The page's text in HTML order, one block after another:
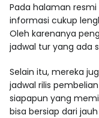
Pada halaman resmi
informasi cukup
Oleh karenanya
jadwal tur yang ada
Selain itu, mereka
jadwal rilis
siapapun yang
bisa bersiap dari jauh